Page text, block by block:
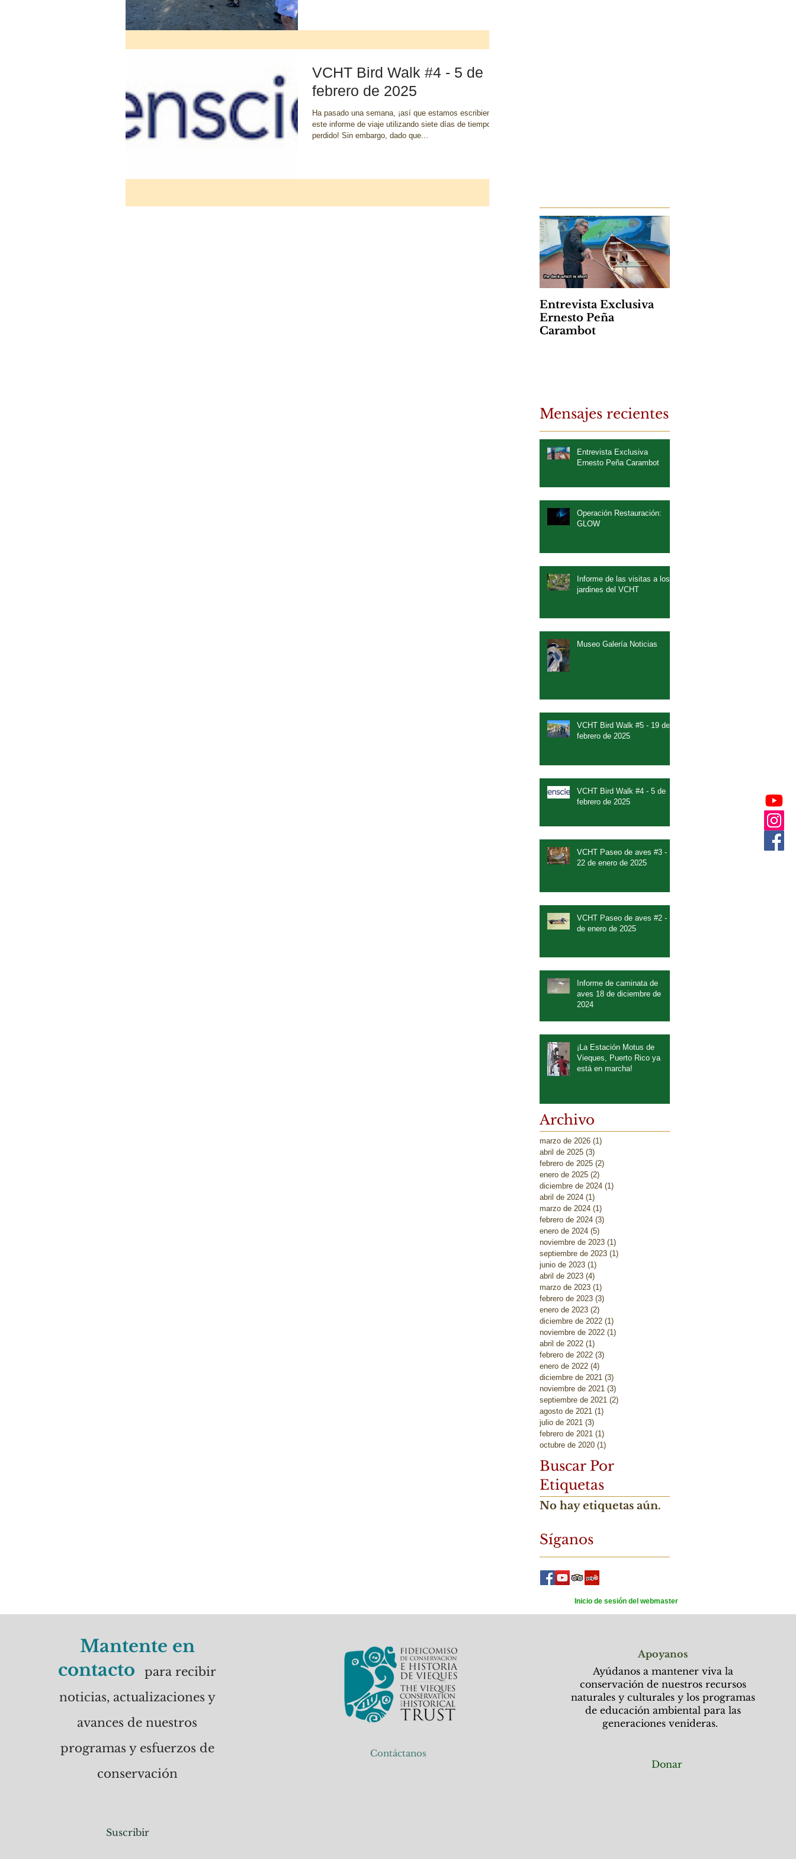
VCHT Bird Walk #4 - 5 de
febrero de 2025
Ha pasado una semana, ¡así que estamos escribiendo
este informe de viaje utilizando siete días de tiempo
perdido! Sin embargo, dado que...
Entrevista Exclusiva
Ernesto Peña
Carambot
Mensajes recientes
Entrevista Exclusiva
Ernesto Peña Carambot
Operación Restauración:
GLOW
Informe de las visitas a los
jardines del VCHT
Museo Galería Noticias
VCHT Bird Walk #5 - 19 de
febrero de 2025
VCHT Bird Walk #4 - 5 de
febrero de 2025
VCHT Paseo de aves #3 -
22 de enero de 2025
VCHT Paseo de aves #2 - 8
de enero de 2025
Informe de caminata de
aves 18 de diciembre de
2024
¡La Estación Motus de
Vieques, Puerto Rico ya
está en marcha!
Archivo
marzo de 2026 (1)
abril de 2025 (3)
febrero de 2025 (2)
enero de 2025 (2)
diciembre de 2024 (1)
abril de 2024 (1)
marzo de 2024 (1)
febrero de 2024 (3)
enero de 2024 (5)
noviembre de 2023 (1)
septiembre de 2023 (1)
junio de 2023 (1)
abril de 2023 (4)
marzo de 2023 (1)
febrero de 2023 (3)
enero de 2023 (2)
diciembre de 2022 (1)
noviembre de 2022 (1)
abril de 2022 (1)
febrero de 2022 (3)
enero de 2022 (4)
diciembre de 2021 (3)
noviembre de 2021 (3)
septiembre de 2021 (2)
agosto de 2021 (1)
julio de 2021 (3)
febrero de 2021 (1)
octubre de 2020 (1)
Buscar Por
Etiquetas
No hay etiquetas aún.
Síganos
Inicio de sesión del webmaster
Mantente en
contacto
para recibir
noticias, actualizaciones y
avances de nuestros
programas y esfuerzos de
conservación
Suscribir
Contáctanos
Apoyanos
Ayúdanos a mantener viva la
conservación de nuestros recursos
naturales y culturales y los programas
de educación ambiental para las
generaciones venideras.
Donar